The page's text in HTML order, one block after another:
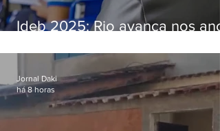
Ideb 2025: Rio avança nos
nacional
Jornal Daki
há 8 horas